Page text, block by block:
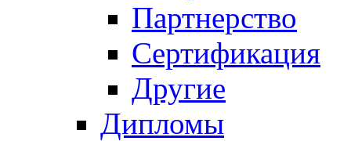
Партнерство
Сертификация
Другие
Дипломы